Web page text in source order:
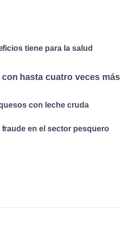
tiene para la salud
hasta cuatro veces
con leche cruda
en el sector pesquero